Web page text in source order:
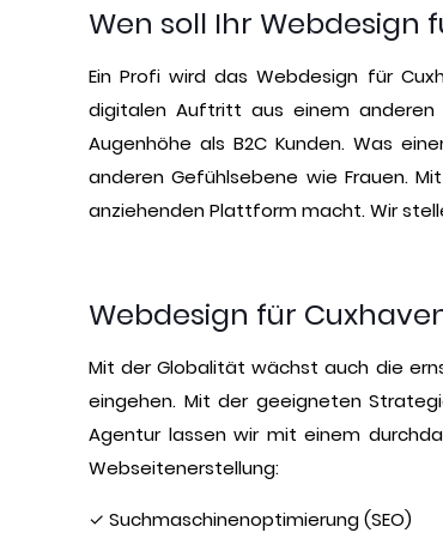
Wen soll Ihr Webdesign
Ein Profi wird das Webdesign für
digitalen Auftritt aus einem anderen
Augenhöhe als B2C Kunden. Was
anderen Gefühlsebene wie Frauen.
anziehenden Plattform macht. Wir
Webdesign für
Mit der Globalität wächst auch die
eingehen. Mit der geeigneten
Agentur lassen wir mit einem
Webseitenerstellung:
✓ Suchmaschinenoptimierung (SEO)